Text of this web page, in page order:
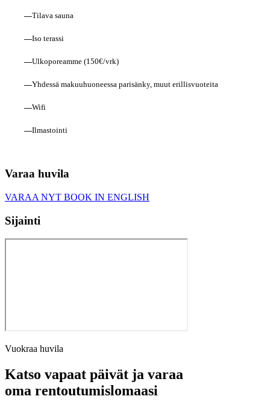
—Tilava sauna
—Iso terassi
—Ulkoporeamme (150€/vrk)
—Yhdessä makuuhuoneessa parisänky, muut erillisvuoteita
—Wifi
—Ilmastointi
Varaa huvila
VARAA NYT BOOK IN ENGLISH
Sijainti
Vuokraa huvila
Katso vapaat päivät ja varaa
oma rentoutumislomaasi